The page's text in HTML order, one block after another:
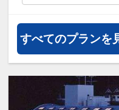
添い寝(2食
添い寝(朝
添い寝(素
すべてのプランを